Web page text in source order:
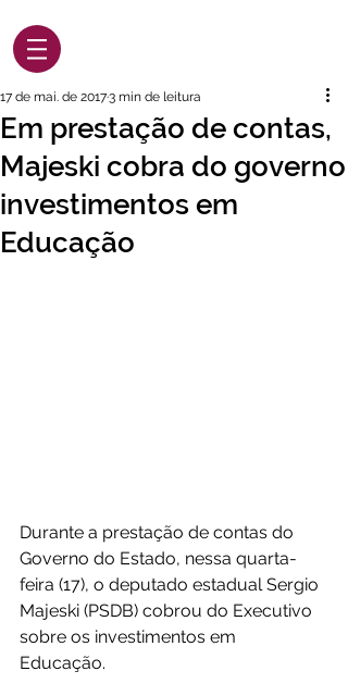
Em prestação de contas,
Majeski cobra do governo
investimentos em
Educação
17 de mai. de 20173 min de leitura
Durante a prestação de contas do
Governo do Estado, nessa quarta-
feira (17), o deputado estadual Sergio
Majeski (PSDB) cobrou do Executivo
sobre os investimentos em
Educação.